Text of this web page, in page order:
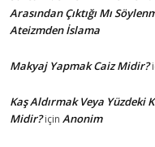
Arasından Çıktığı Mı
Ateizmden İslama
Makyaj Yapmak Caiz Midir?
Kaş Aldırmak Veya Yüzdeki
Midir?için Anonim